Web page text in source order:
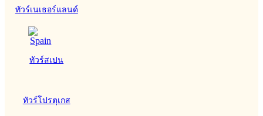
ทัวร์เนเธอร์แลนด์
ทัวร์สเปน
ทัวร์โปรตุเกส